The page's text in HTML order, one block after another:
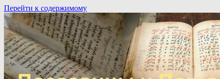
Перейти к содержимому